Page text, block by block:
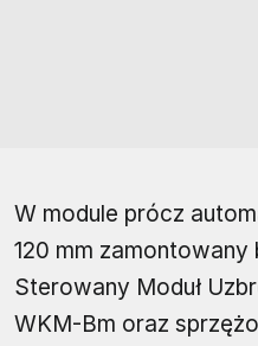
W module prócz
120 mm zamontowany
Sterowany Moduł
WKM-Bm oraz